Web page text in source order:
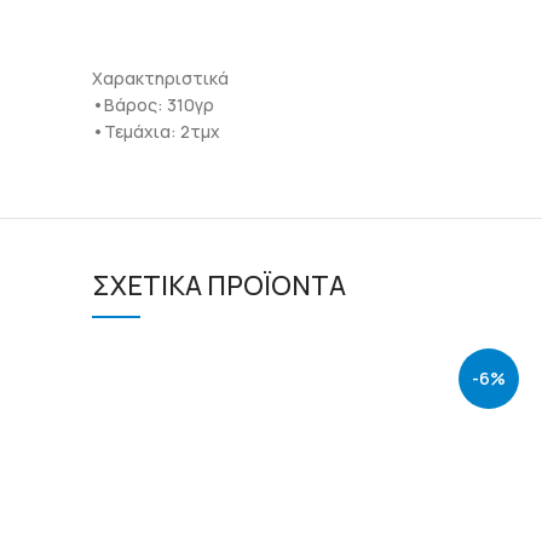
Χαρακτηριστικά
•Βάρος: 310γρ
•Τεμάχια: 2τμχ
ΣΧΕΤΙΚΆ ΠΡΟΪΌΝΤΑ
-6%